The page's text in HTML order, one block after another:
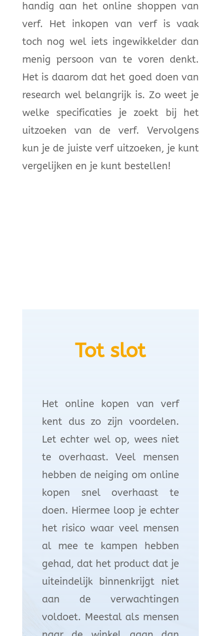
handig aan het online shoppen van
verf. Het inkopen van verf is vaak
toch nog wel iets ingewikkelder dan
menig persoon van te voren denkt.
Het is daarom dat het goed doen van
research wel belangrijk is. Zo weet je
welke specificaties je zoekt bij het
uitzoeken van de verf. Vervolgens
kun je de juiste verf uitzoeken, je kunt
vergelijken en je kunt bestellen!
Tot slot
Het online kopen van verf
kent dus zo zijn voordelen.
Let echter wel op, wees niet
te overhaast. Veel mensen
hebben de neiging om online
kopen snel overhaast te
doen. Hiermee loop je echter
het risico waar veel mensen
al mee te kampen hebben
gehad, dat het product dat je
uiteindelijk binnenkrijgt niet
aan de verwachtingen
voldoet. Meestal als mensen